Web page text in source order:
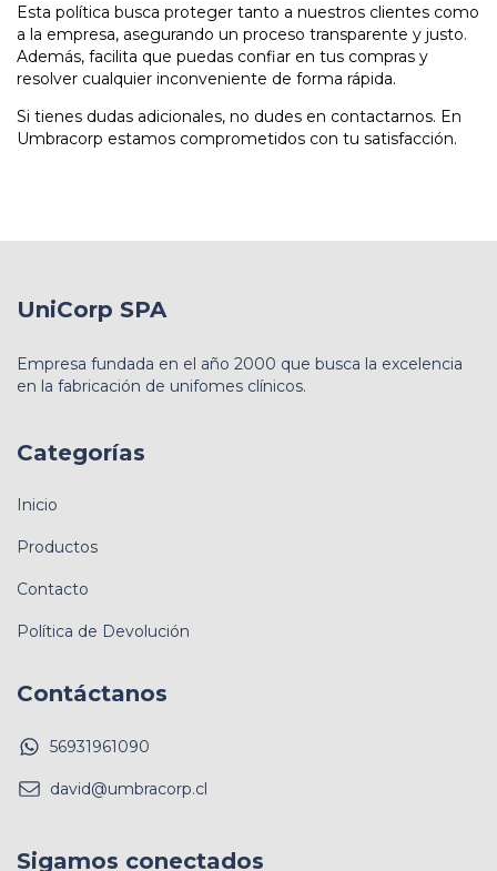
Esta política busca proteger tanto a nuestros clientes como
a la empresa, asegurando un proceso transparente y justo.
Además, facilita que puedas confiar en tus compras y
resolver cualquier inconveniente de forma rápida.
Si tienes dudas adicionales, no dudes en contactarnos. En
Umbracorp estamos comprometidos con tu satisfacción.
UniCorp SPA
Empresa fundada en el año 2000 que busca la excelencia
en la fabricación de unifomes clínicos.
Categorías
Inicio
Productos
Contacto
Política de Devolución
Contáctanos
56931961090
david@umbracorp.cl
Sigamos conectados